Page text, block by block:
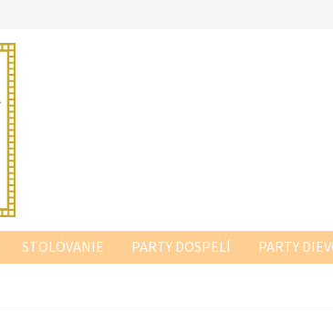
STOLOVANIE PARTY DOSPELÍ PARTY